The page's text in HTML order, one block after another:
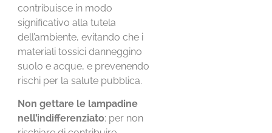
contribuisce in modo
significativo alla tutela
dell’ambiente, evitando che i
materiali tossici danneggino
suolo e acque, e prevenendo
rischi per la salute pubblica.
Non gettare le lampadine
nell’indifferenziato: per non